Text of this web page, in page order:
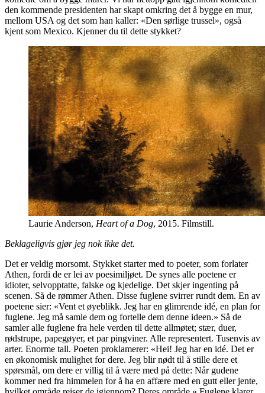
den kommende presidenten har skapt omkring det å bygge en mur,
mellom USA og det som han kaller: «Den sørlige trussel», også
kjent som Mexico. Kjenner du til dette stykket?
Laurie Anderson, Heart of a Dog, 2015. Filmstill.
Beklageligvis gjør jeg nok ikke det.
Det er veldig morsomt. Stykket starter med to poeter, som forlater
Athen, fordi de er lei av poesimiljøet. De synes alle poetene er
idioter, selvopptatte, falske og kjedelige. Det skjer ingenting på
scenen. Så de rømmer Athen. Disse fuglene svirrer rundt dem. En av
poetene sier: «Vent et øyeblikk. Jeg har en glimrende idé, en plan for
fuglene. Jeg må samle dem og fortelle dem denne ideen.» Så de
samler alle fuglene fra hele verden til dette allmøtet; stær, duer,
rødstrupe, papegøyer, et par pingviner. Alle representert. Tusenvis av
arter. Enorme tall. Poeten proklamerer: «Hei! Jeg har en idé. Det er
en økonomisk mulighet for dere. Jeg blir nødt til å stille dere et
spørsmål, om dere er villig til å være med på dette: Når gudene
kommer ned fra himmelen for å ha en affære med en gutt eller jente,